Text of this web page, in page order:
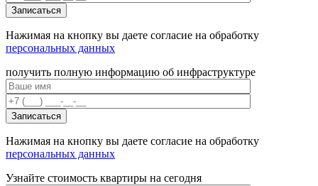
Нажимая на кнопку вы даете согласие на обработку
персональных данных
получить полную информацию об инфраструктуре
Нажимая на кнопку вы даете согласие на обработку
персональных данных
Узнайте стоимость квартиры на сегодня